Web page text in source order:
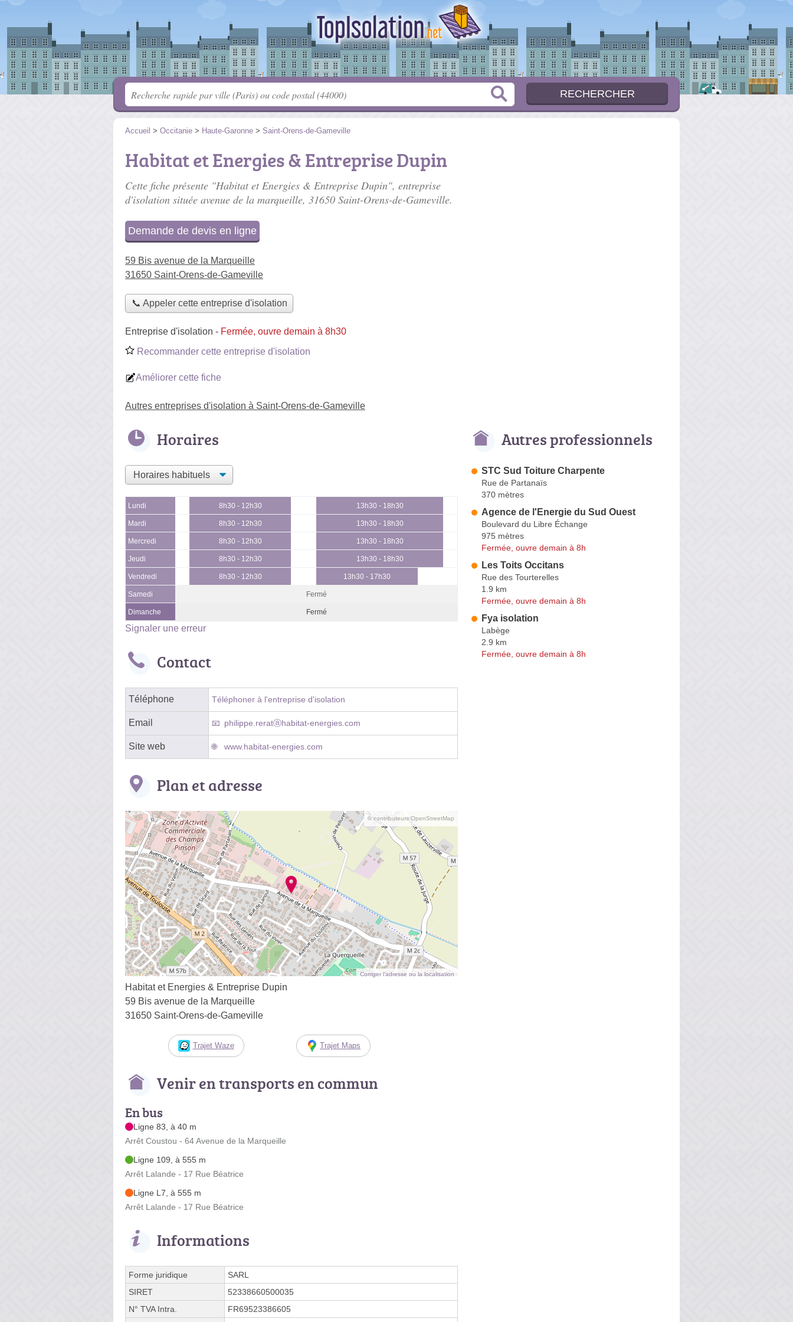
Accueil > Occitanie > Haute-Garonne > Saint-Orens-de-Gameville
Habitat et Energies & Entreprise Dupin
Cette fiche présente "Habitat et Energies & Entreprise Dupin", entreprise
d'isolation située avenue de la marqueille, 31650 Saint-Orens-de-Gameville.
Demande de devis en ligne
59 Bis avenue de la Marqueille
31650 Saint-Orens-de-Gameville
📞 Appeler cette entreprise d'isolation
Entreprise d'isolation - Fermée, ouvre demain à 8h30
Recommander cette entreprise d'isolation
Améliorer cette fiche
Autres entreprises d'isolation à Saint-Orens-de-Gameville
Horaires
Lundi 8h30 - 12h30 13h30 - 18h30
Mardi 8h30 - 12h30 13h30 - 18h30
Mercredi 8h30 - 12h30 13h30 - 18h30
Jeudi 8h30 - 12h30 13h30 - 18h30
Vendredi 8h30 - 12h30 13h30 - 17h30
Samedi Fermé
Dimanche Fermé
Signaler une erreur
Contact
Téléphone Téléphoner à l'entreprise d'isolation
Email philippe.reratⓐhabitat-energies.com
Site web www.habitat-energies.com
Plan et adresse
© contributeurs OpenStreetMap
Corriger l’adresse ou la localisation
Habitat et Energies & Entreprise Dupin
59 Bis avenue de la Marqueille
31650 Saint-Orens-de-Gameville
Trajet Waze Trajet Maps
Venir en transports en commun
En bus
Ligne 83, à 40 m
Arrêt Coustou - 64 Avenue de la Marqueille
Ligne 109, à 555 m
Arrêt Lalande - 17 Rue Béatrice
Ligne L7, à 555 m
Arrêt Lalande - 17 Rue Béatrice
Informations
Forme juridique
SARL
SIRET
52338660500035
N° TVA Intra.
FR69523386605
Autres professionnels
STC Sud Toiture Charpente
Rue de Partanaïs
370 mètres
Agence de l'Energie du Sud Ouest
Boulevard du Libre Échange
975 mètres
Fermée, ouvre demain à 8h
Les Toits Occitans
Rue des Tourterelles
1.9 km
Fermée, ouvre demain à 8h
Fya isolation
Labège
2.9 km
Fermée, ouvre demain à 8h